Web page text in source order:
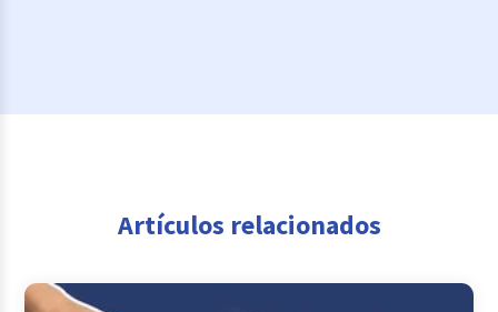
Artículos relacionados